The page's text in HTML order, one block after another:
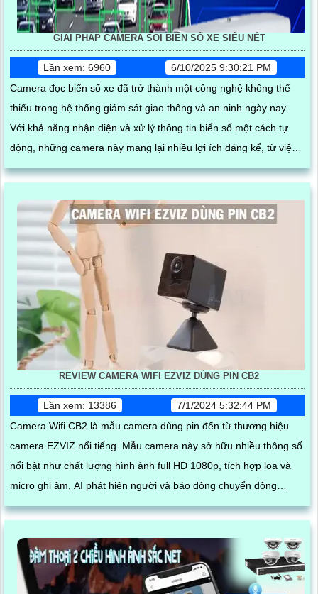
GIẢI PHÁP CAMERA SOI BIỂN SỐ XE SIÊU NÉT
Lần xem: 6960
6/10/2025 9:30:21 PM
Camera đọc biển số xe đã trở thành một công nghệ không thể
thiếu trong hệ thống giám sát giao thông và an ninh ngày nay.
Với khả năng nhận diện và xử lý thông tin biển số một cách tự
động, những camera này mang lại nhiều lợi ích đáng kể, từ việc
quản lý phương tiện đến việc nâng cao hiệu quả an ninh
REVIEW CAMERA WIFI EZVIZ DÙNG PIN CB2
Lần xem: 13386
7/1/2024 5:32:44 PM
Camera Wifi CB2 là mẫu camera dùng pin đến từ thương hiệu
camera EZVIZ nổi tiếng. Mẫu camera này sở hữu nhiều thông số
nổi bật như chất lượng hình ảnh full HD 1080p, tích hợp loa và
micro ghi âm, AI phát hiện người và báo động chuyển động
chuẩn